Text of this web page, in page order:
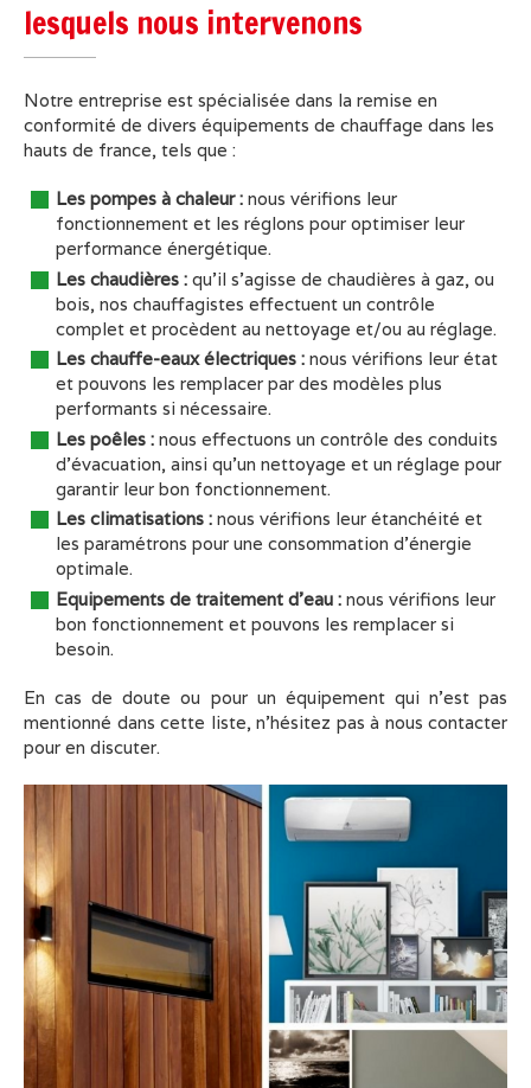
lesquels nous intervenons
Notre entreprise est spécialisée dans la remise en
conformité de divers équipements de chauffage dans les
hauts de france, tels que :
Les pompes à chaleur : nous vérifions leur
fonctionnement et les réglons pour optimiser leur
performance énergétique.
Les chaudières : qu'il s'agisse de chaudières à gaz, ou
bois, nos chauffagistes effectuent un contrôle
complet et procèdent au nettoyage et/ou au réglage.
Les chauffe-eaux électriques : nous vérifions leur état
et pouvons les remplacer par des modèles plus
performants si nécessaire.
Les poêles : nous effectuons un contrôle des conduits
d'évacuation, ainsi qu'un nettoyage et un réglage pour
garantir leur bon fonctionnement.
Les climatisations : nous vérifions leur étanchéité et
les paramétrons pour une consommation d'énergie
optimale.
Equipements de traitement d'eau : nous vérifions leur
bon fonctionnement et pouvons les remplacer si
besoin.
En cas de doute ou pour un équipement qui n'est pas
mentionné dans cette liste, n'hésitez pas à nous contacter
pour en discuter.